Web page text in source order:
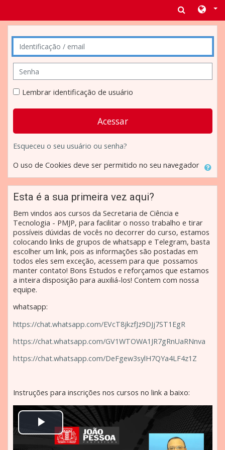
Avançar para criar nova conta
Identificação / email
Senha
Lembrar identificação de usuário
Acessar
Esqueceu o seu usuário ou senha?
O uso de Cookies deve ser permitido no seu navegador
Esta é a sua primeira vez aqui?
Bem vindos aos cursos da Secretaria de Ciência e
Tecnologia - PMJP, para facilitar o nosso trabalho e tirar
possíveis dúvidas de vocês no decorrer do curso, estamos
colocando links de grupos de whatsapp e Telegram, basta
escolher um link, pois as informações são postadas em
todos eles sem exceção, acessem para que possamos
manter contato! Bons Estudos e reforçamos que estamos
a inteira disposição para auxiliá-los! Contem com nossa
equipe.
whatsapp:
https://chat.whatsapp.com/EVcT8jkzfJz9DJj7ST1EgR
https://chat.whatsapp.com/GV1WTOWA1JR7gRnUaRNnva
https://chat.whatsapp.com/DeFgew3sylH7QYa4LF4z1Z
Instruções para inscrições nos cursos no link a baixo:
T